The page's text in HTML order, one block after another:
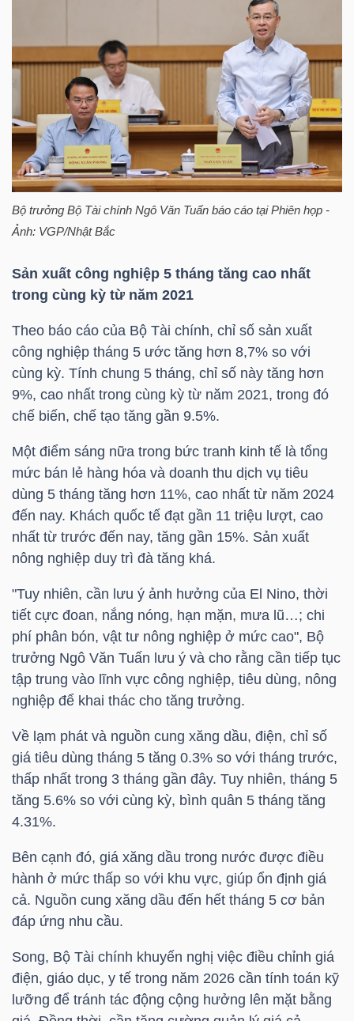
Bộ trưởng Bộ Tài chính Ngô Văn Tuấn báo cáo tại Phiên họp -
Ảnh: VGP/Nhật Bắc
Sản xuất công nghiệp 5 tháng tăng cao nhất
trong cùng kỳ từ năm 2021
Theo báo cáo của Bộ Tài chính, chỉ số sản xuất
công nghiệp tháng 5 ước tăng hơn 8,7% so với
cùng kỳ. Tính chung 5 tháng, chỉ số này tăng hơn
9%, cao nhất trong cùng kỳ từ năm 2021, trong đó
chế biến, chế tạo tăng gần 9.5%.
Một điểm sáng nữa trong bức tranh kinh tế là tổng
mức bán lẻ hàng hóa và doanh thu dịch vụ tiêu
dùng 5 tháng tăng hơn 11%, cao nhất từ năm 2024
đến nay. Khách quốc tế đạt gần 11 triệu lượt, cao
nhất từ trước đến nay, tăng gần 15%. Sản xuất
nông nghiệp duy trì đà tăng khá.
"Tuy nhiên, cần lưu ý ảnh hưởng của El Nino, thời
tiết cực đoan, nắng nóng, hạn mặn, mưa lũ…; chi
phí phân bón, vật tư nông nghiệp ở mức cao", Bộ
trưởng Ngô Văn Tuấn lưu ý và cho rằng cần tiếp tục
tập trung vào lĩnh vực công nghiệp, tiêu dùng, nông
nghiệp để khai thác cho tăng trưởng.
Về lạm phát và nguồn cung xăng dầu, điện, chỉ số
giá tiêu dùng tháng 5 tăng 0.3% so với tháng trước,
thấp nhất trong 3 tháng gần đây. Tuy nhiên, tháng 5
tăng 5.6% so với cùng kỳ, bình quân 5 tháng tăng
4.31%.
Bên cạnh đó, giá xăng dầu trong nước được điều
hành ở mức thấp so với khu vực, giúp ổn định giá
cả. Nguồn cung xăng dầu đến hết tháng 5 cơ bản
đáp ứng nhu cầu.
Song, Bộ Tài chính khuyến nghị việc điều chỉnh giá
điện, giáo dục, y tế trong năm 2026 cần tính toán kỹ
lưỡng để tránh tác động cộng hưởng lên mặt bằng
KINH
TẾ
ĐÔNG
DƯƠNG
TÀI
CHÍNH
CÁ
NHÂN
PHÂN
TÍCH
VIETSTOCKFINANCE
VĨ
MÔ
NGÀNH
DOANH
NGHIỆP
CỔ